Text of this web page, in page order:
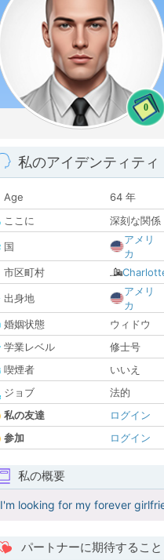
0
私のアイデンティティ
Age
64 年
ここに
深刻な関係
国
アメリ
カ
市区町村
出身地
アメリ
カ
婚姻状態
ウィドウ
学業レベル
修士号
喫煙者
いいえ
ジョブ
法的
私の友達
ログイン
参加
ログイン
私の概要
I'm looking for my forever
パートナーに期待すること